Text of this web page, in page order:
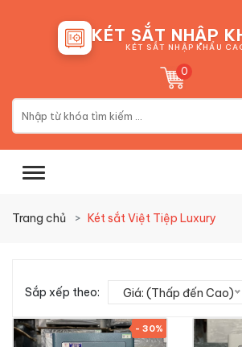
KÉT SẮT NHẬP
KÉT SẮT NHẬP KHẨU
0
Trang chủ Két sắt Việt Tiệp Luxury
Sắp xếp theo: Giá: (Thấp đến Cao)
- 30%